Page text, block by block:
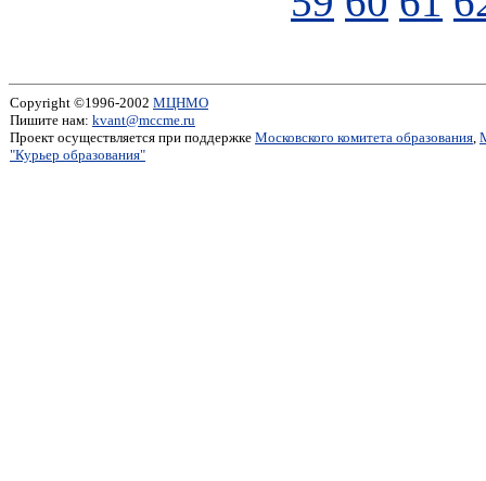
Copyright ©1996-2002 МЦНМО
Пишите нам: kvant@mccme.ru
Проект осуществляется при поддержке Московского комитета образования,
"Курьер образования"